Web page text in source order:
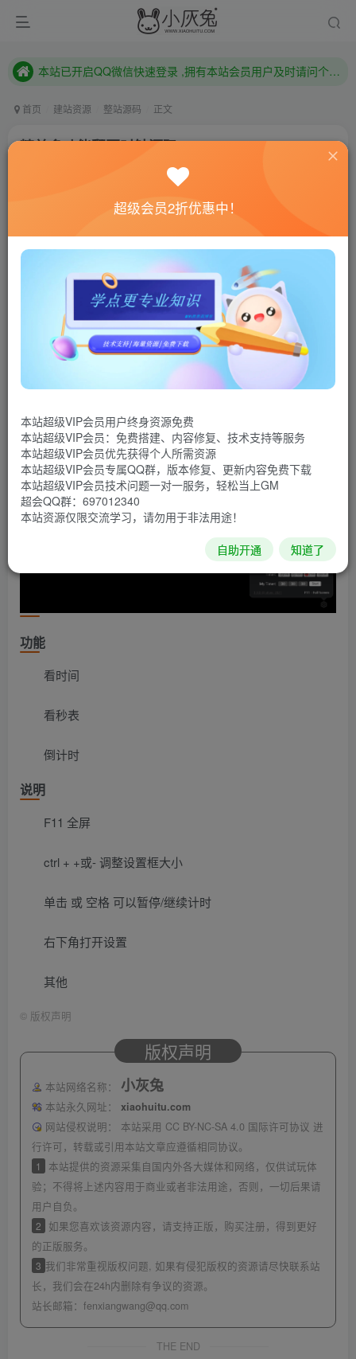
本站已开启QQ微信快速登录 ,拥有本站会员用户及时请问个人中心绑定！
本站已开启QQ微信快速登录 ,拥有本站会员用户及时请问个人中心绑定！
首页 建站资源 整站源码 正文
精美多功能翻页时钟源码
联网教程： 内附教程
单机教程： 内附教程
不懂的话联系客服！！！
一个翻页时钟的网页，灵感来源于fliqlo。外表相似，功
能不同。
源码截图
功能
看时间
看秒表
倒计时
说明
F11 全屏
ctrl + +或- 调整设置框大小
单击 或 空格 可以暂停/继续计时
右下角打开设置
其他
© 版权声明
版权声明
本站网络名称： 小灰兔
本站永久网址：
xiaohuitu.com
网站侵权说明：
本站采用 CC BY-NC-SA 4.0 国际许可协议 进
行许可，转载或引用本站文章应遵循相同协议。
1
本站提供的资源采集自国内外各大媒体和网络，仅供试玩体
验；不得将上述内容用于商业或者非法用途，否则，一切后果请
用户自负。
2
如果您喜欢该资源内容，请支持正版，购买注册，得到更好
的正版服务。
3 我们非常重视版权问题, 如果有侵犯版权的资源请尽快联系站
长，我们会在24h内删除有争议的资源。
站长邮箱： fenxiangwang@qq.com
THE END
超级会员2折优惠中！
本站超级VIP会员用户终身资源免费
本站超级VIP会员：免费搭建、内容修复、技术支持等服务
本站超级VIP会员优先获得个人所需资源
本站超级VIP会员专属QQ群，版本修复、更新内容免费下载
本站超级VIP会员技术问题一对一服务，轻松当上GM
超会QQ群：697012340
本站资源仅限交流学习，请勿用于非法用途！
自助开通 知道了